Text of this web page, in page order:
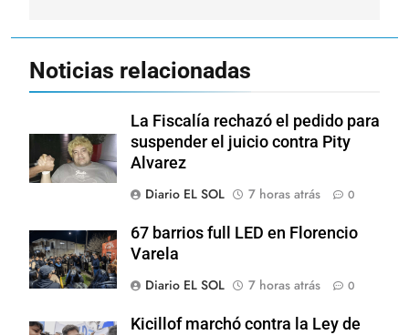
Noticias relacionadas
La Fiscalía rechazó el pedido para
suspender el juicio contra Pity
Alvarez
Diario EL SOL
7 horas atrás 0
67 barrios full LED en Florencio
Varela
Diario EL SOL
7 horas atrás 0
Kicillof marchó contra la Ley de